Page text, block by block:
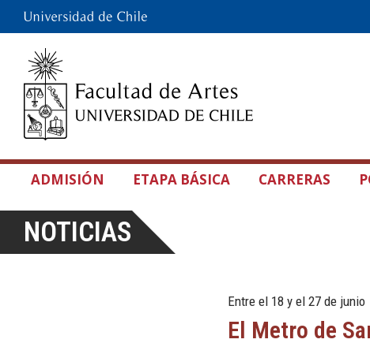
ADMISIÓN ETAPA BÁSICA CARRERAS
NOTICIAS
Entre el 18 y el 27 de junio
El Metro de